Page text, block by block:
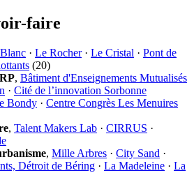
faire
· Le Rocher· Le Cristal · Pont de
(20)
, Bâtiment d'Enseignements Mutualisés
· Cité de l’innovation Sorbonne
Bondy · Centre Congrès Les Menuires
, Talent Makers Lab · CIRRUS ·
, Mille Arbres · City Sand ·
Détroit de Béring · La Madeleine · La